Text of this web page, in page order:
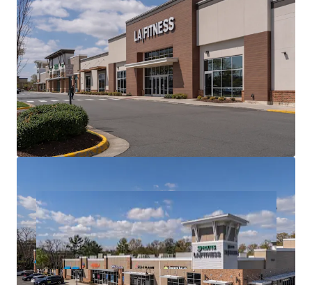
a 5-Mile Radius
Growing Submarket with a 12% 5-Year Projected
Population Growth with Over 5,400,000 SF of
Planned Mixed-Use Development in a ~1-Mile
Radius